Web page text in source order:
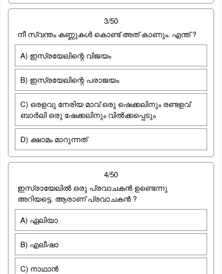
3/50
നീ സ്വന്തം കണ്ണുകൾ കൊണ്ട് അത് കാണും. എന്ത് ?
A) ഇസ്രയേലിന്റെ വിജയം
B) ഇസ്രയേലിന്റെ പരാജയം
C) ഒരളവു നേരിയ മാവ് ഒരു ഷെക്കലിനും രണ്ടളവ്
ബാർലി ഒരു ഷേക്കലിനും വിൽക്കപ്പെടും
D) ക്ഷാമം മാറുന്നത്
4/50
ഇസ്രായേലിൽ ഒരു പ്രവാചകൻ ഉണ്ടെന്നു
അറിയട്ടെ. ആരാണ് പ്രവാചകൻ ?
A) ഏലിയാ
B) എലീഷാ
C) നാഥാൻ